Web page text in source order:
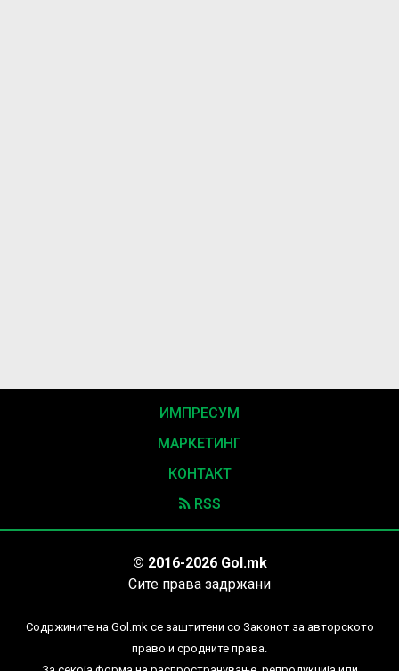
ИМПРЕСУМ
МАРКЕТИНГ
КОНТАКТ
RSS
© 2016-2026 Gol.mk
Сите права задржани
Содржините на Gol.mk се заштитени со Законот за авторското
право и сродните права.